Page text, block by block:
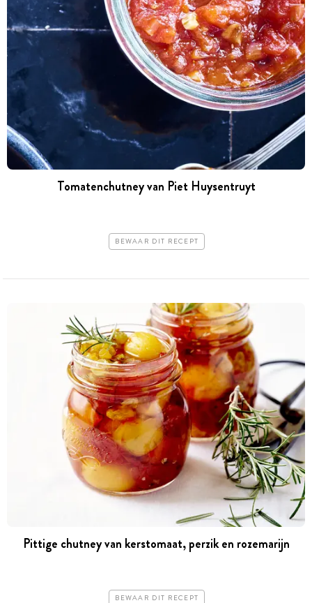
Tomatenchutney van Piet Huysentruyt
BEWAAR DIT RECEPT
Pittige chutney van kerstomaat, perzik en rozemarijn
BEWAAR DIT RECEPT